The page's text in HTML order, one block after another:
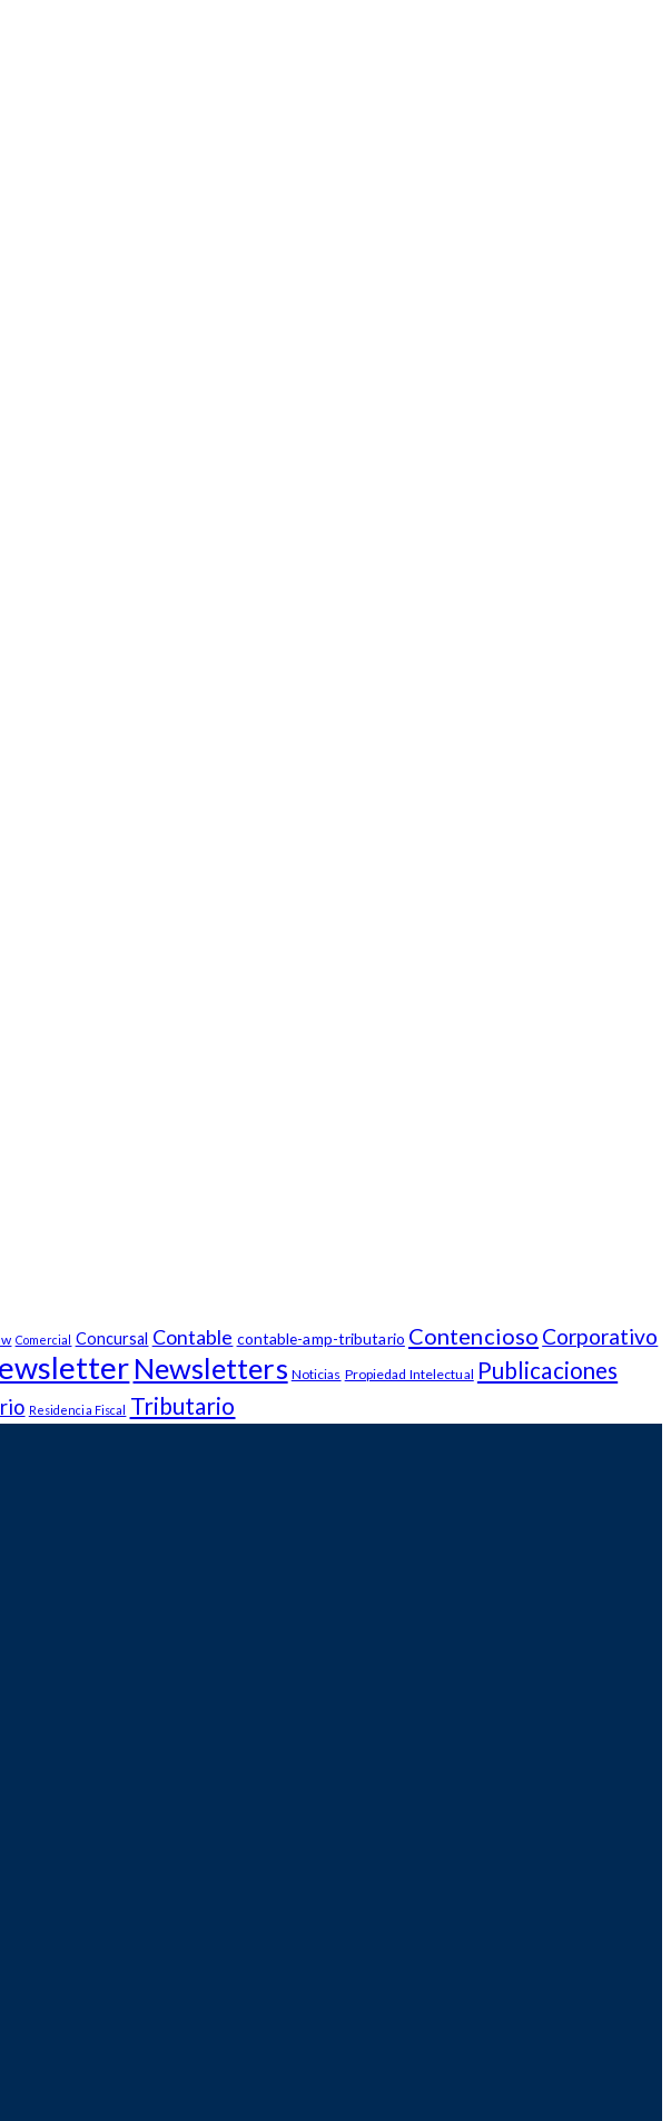
Comercial Concursal Contable contable-amp-tributario Contencioso Corporativo
Newsletters Noticias Propiedad Intelectual Publicaciones
Residencia Fiscal Tributario